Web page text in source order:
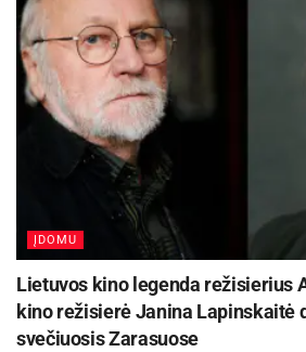
ĮDOMU
Lietuvos kino legenda režisierius
kino režisierė Janina Lapinskaitė
svečiuosis Zarasuose